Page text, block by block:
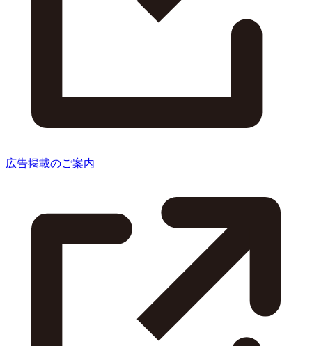
広告掲載のご案内